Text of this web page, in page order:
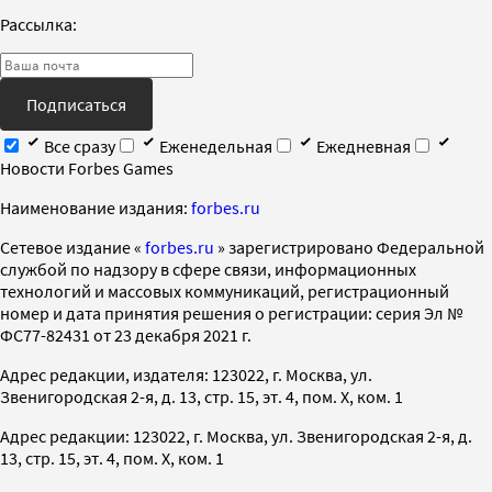
Рассылка:
Подписаться
Все сразу
Еженедельная
Ежедневная
Новости Forbes Games
Наименование издания: forbes.ru
Cетевое издание « forbes.ru » зарегистрировано Федеральной
службой по надзору в сфере связи, информационных
технологий и массовых коммуникаций, регистрационный
номер и дата принятия решения о регистрации: серия Эл №
ФС77-82431 от 23 декабря 2021 г.
Адрес редакции, издателя: 123022, г. Москва, ул.
Звенигородская 2-я, д. 13, стр. 15, эт. 4, пом. X, ком. 1
Адрес редакции: 123022, г. Москва, ул. Звенигородская 2-я, д.
13, стр. 15, эт. 4, пом. X, ком. 1